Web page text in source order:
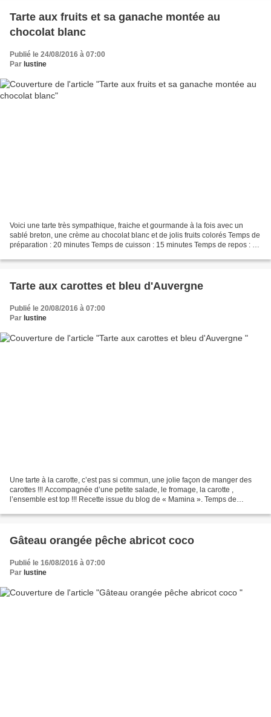
Tarte aux fruits et sa ganache montée au
chocolat blanc
Publié le 24/08/2016 à 07:00
Par lustine
Voici une tarte très sympathique, fraiche et gourmande à la fois avec un
sablé breton, une crème au chocolat blanc et de jolis fruits colorés Temps de
préparation : 20 minutes Temps de cuisson : 15 minutes Temps de repos : 30
Tarte aux carottes et bleu d'Auvergne
Publié le 20/08/2016 à 07:00
Par lustine
Une tarte à la carotte, c’est pas si commun, une jolie façon de manger des
carottes !!! Accompagnée d’une petite salade, le fromage, la carotte ,
l’ensemble est top !!! Recette issue du blog de « Mamina ». Temps de
Gâteau orangée pêche abricot coco
Publié le 16/08/2016 à 07:00
Par lustine